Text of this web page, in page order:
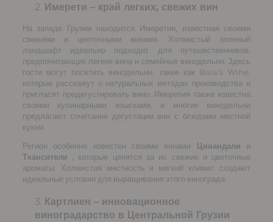
Имерети – край легких, свежих вин
На западе Грузии находится Имеретия, известная своими
свежими и цветочными винами. Холмистый зеленый
ландшафт идеально подходит для путешественников,
предпочитающих легкие вина и семейные винодельни. Здесь
гости могут посетить винодельни, такие как Baia's Wine,
которые расскажут о натуральных методах производства и
пригласят продегустировать вино. Имеретия также известна
своими кулинарными изысками, и многие винодельни
предлагают сочетание дегустации вин с блюдами местной
кухни.
Регион особенно известен своими винами Цинандали и
Ткансители , которые ценятся за их свежие и цветочные
ароматы. Холмистая местность и мягкий климат создают
идеальные условия для выращивания этого винограда.
Картлиен – инновационное
виноградарство в Центральной Грузии